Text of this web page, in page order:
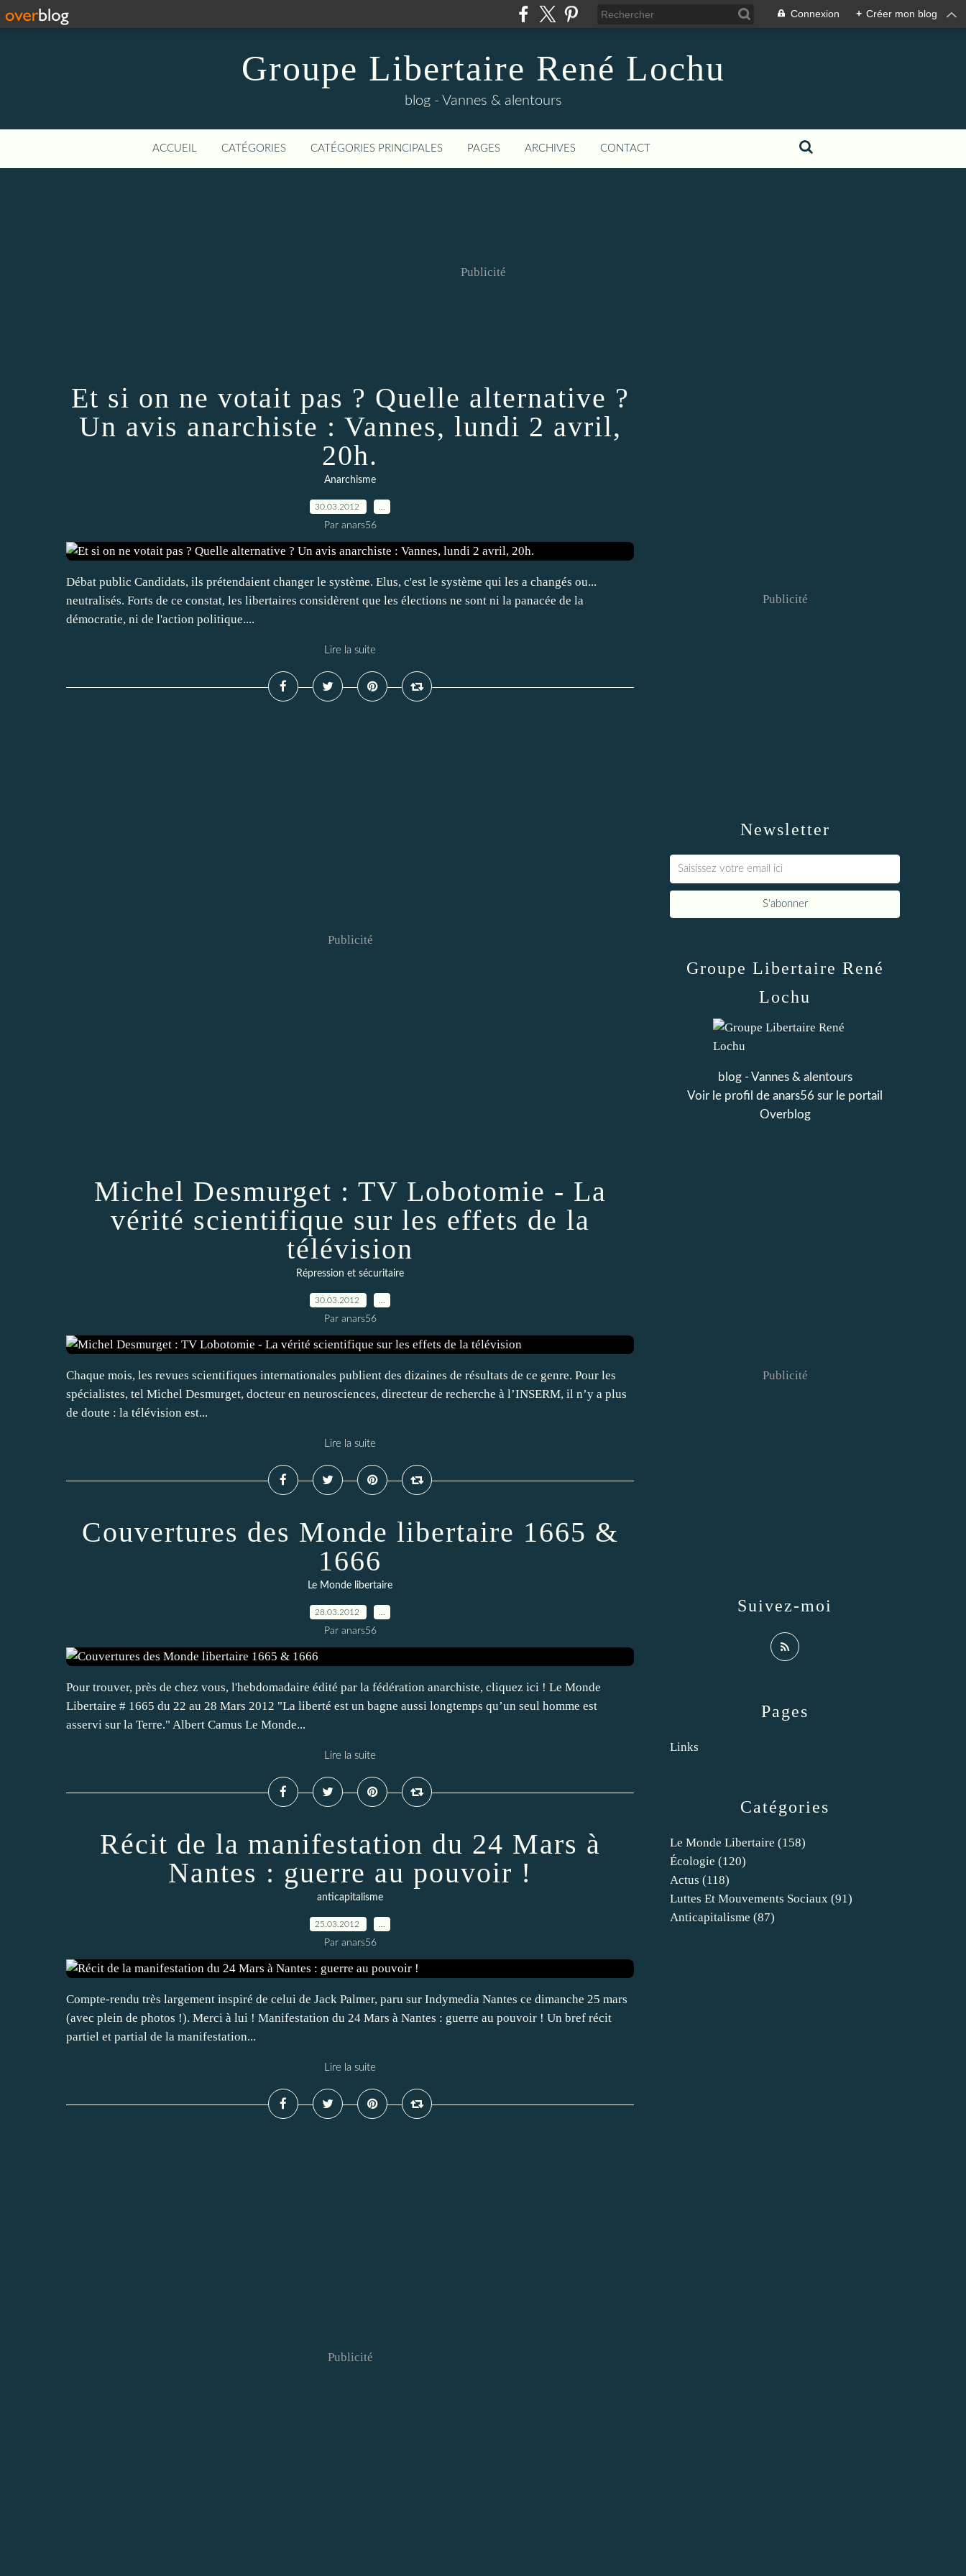
Connexion + Créer mon blog
Groupe Libertaire René Lochu
blog - Vannes & alentours
ACCUEIL CATÉGORIES CATÉGORIES PRINCIPALES PAGES ARCHIVES CONTACT
Publicité
Et si on ne votait pas ? Quelle alternative ?
Un avis anarchiste : Vannes, lundi 2 avril,
20h.
Anarchisme
30.03.2012
Par anars56
Débat public Candidats, ils prétendaient changer le système. Elus, c'est le système qui les a changés ou...
neutralisés. Forts de ce constat, les libertaires considèrent que les élections ne sont ni la panacée de la
démocratie, ni de l'action politique....
Lire la suite
Publicité
Michel Desmurget : TV Lobotomie - La
vérité scientifique sur les effets de la
télévision
Répression et sécuritaire
30.03.2012
Par anars56
Chaque mois, les revues scientifiques internationales publient des dizaines de résultats de ce genre. Pour les
spécialistes, tel Michel Desmurget, docteur en neurosciences, directeur de recherche à l’INSERM, il n’y a plus
de doute : la télévision est...
Lire la suite
Couvertures des Monde libertaire 1665 &
1666
Le Monde libertaire
28.03.2012
Par anars56
Pour trouver, près de chez vous, l'hebdomadaire édité par la fédération anarchiste, cliquez ici ! Le Monde
Libertaire # 1665 du 22 au 28 Mars 2012 "La liberté est un bagne aussi longtemps qu’un seul homme est
asservi sur la Terre." Albert Camus Le Monde...
Lire la suite
Récit de la manifestation du 24 Mars à
Nantes : guerre au pouvoir !
anticapitalisme
25.03.2012
Par anars56
Compte-rendu très largement inspiré de celui de Jack Palmer, paru sur Indymedia Nantes ce dimanche 25 mars
(avec plein de photos !). Merci à lui ! Manifestation du 24 Mars à Nantes : guerre au pouvoir ! Un bref récit
partiel et partial de la manifestation...
Lire la suite
Publicité
Newsletter
Publicité
Catégories
Le Monde Libertaire (158)
Écologie (120)
Actus (118)
Luttes Et Mouvements Sociaux (91)
Anticapitalisme (87)
Pages
Links
Groupe Libertaire René
Lochu
blog - Vannes & alentours
Voir le profil de anars56 sur le portail
Overblog
Suivez-moi
Publicité